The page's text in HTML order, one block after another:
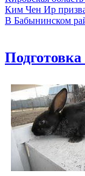
Ким Чен Ир
В Бабынинском